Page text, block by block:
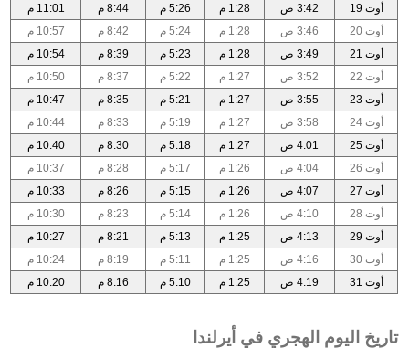
أوت 19
3:42 ص 1:28 م 5:26 م 8:44 م
11:01 م
أوت 20
3:46 ص 1:28 م 5:24 م 8:42 م
10:57 م
أوت 21
3:49 ص 1:28 م 5:23 م 8:39 م
10:54 م
أوت 22
3:52 ص 1:27 م 5:22 م 8:37 م
10:50 م
أوت 23
3:55 ص 1:27 م 5:21 م 8:35 م
10:47 م
أوت 24
3:58 ص 1:27 م 5:19 م 8:33 م
10:44 م
أوت 25
4:01 ص 1:27 م 5:18 م 8:30 م
10:40 م
أوت 26
4:04 ص 1:26 م 5:17 م 8:28 م
10:37 م
أوت 27
4:07 ص 1:26 م 5:15 م 8:26 م
10:33 م
أوت 28
4:10 ص 1:26 م 5:14 م 8:23 م
10:30 م
أوت 29
4:13 ص 1:25 م 5:13 م 8:21 م
10:27 م
أوت 30
4:16 ص 1:25 م 5:11 م 8:19 م
10:24 م
أوت 31
4:19 ص 1:25 م 5:10 م 8:16 م 10:20 م
تاريخ اليوم الهجري في أيرلندا